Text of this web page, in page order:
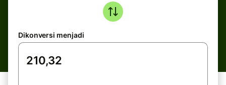
Dikonversi menjadi